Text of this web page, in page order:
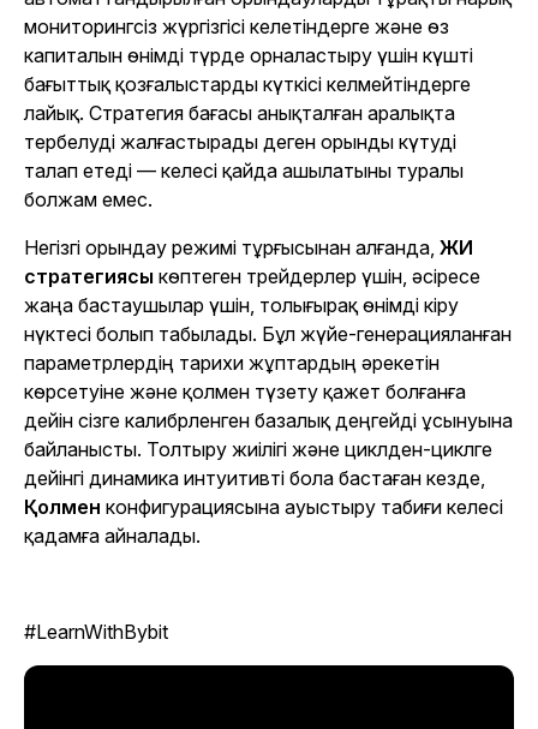
мониторингсіз жүргізгісі келетіндерге және өз
капиталын өнімді түрде орналастыру үшін күшті
бағыттық қозғалыстарды күткісі келмейтіндерге
лайық. Стратегия бағасы анықталған аралықта
тербелуді жалғастырады деген орынды күтуді
талап етеді — келесі қайда ашылатыны туралы
болжам емес.
Негізгі орындау режимі тұрғысынан алғанда, ЖИ
стратегиясы көптеген трейдерлер үшін, әсіресе
жаңа бастаушылар үшін, толығырақ өнімді кіру
нүктесі болып табылады. Бұл жүйе-генерацияланған
параметрлердің тарихи жұптардың әрекетін
көрсетуіне және қолмен түзету қажет болғанға
дейін сізге калибрленген базалық деңгейді ұсынуына
байланысты. Толтыру жиілігі және циклден-циклге
дейінгі динамика интуитивті бола бастаған кезде,
Қолмен конфигурациясына ауыстыру табиғи келесі
қадамға айналады.
#LearnWithBybit